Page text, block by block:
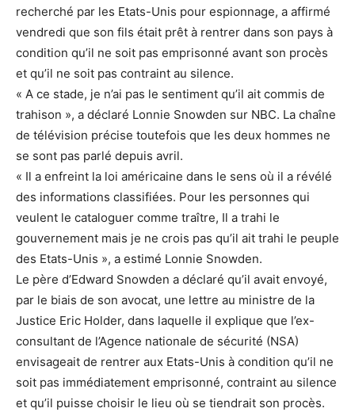
recherché par les Etats-Unis pour espionnage, a affirmé
vendredi que son fils était prêt à rentrer dans son pays à
condition qu’il ne soit pas emprisonné avant son procès
et qu’il ne soit pas contraint au silence.
« A ce stade, je n’ai pas le sentiment qu’il ait commis de
trahison », a déclaré Lonnie Snowden sur NBC. La chaîne
de télévision précise toutefois que les deux hommes ne
se sont pas parlé depuis avril.
« Il a enfreint la loi américaine dans le sens où il a révélé
des informations classifiées. Pour les personnes qui
veulent le cataloguer comme traître, Il a trahi le
gouvernement mais je ne crois pas qu’il ait trahi le peuple
des Etats-Unis », a estimé Lonnie Snowden.
Le père d’Edward Snowden a déclaré qu’il avait envoyé,
par le biais de son avocat, une lettre au ministre de la
Justice Eric Holder, dans laquelle il explique que l’ex-
consultant de l’Agence nationale de sécurité (NSA)
envisageait de rentrer aux Etats-Unis à condition qu’il ne
soit pas immédiatement emprisonné, contraint au silence
et qu’il puisse choisir le lieu où se tiendrait son procès.